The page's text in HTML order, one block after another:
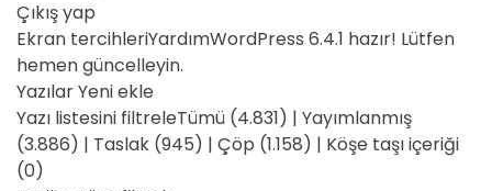
Çıkış yap
Ekran tercihleriYardımWordPress 6.4.1 hazır! Lütfen
hemen güncelleyin.
Yazılar Yeni ekle
Yazı listesini filtreleTümü (4.831) | Yayımlanmış
(3.886) | Taslak (945) | Çöp (1.158) | Köşe taşı içeriği
(0)